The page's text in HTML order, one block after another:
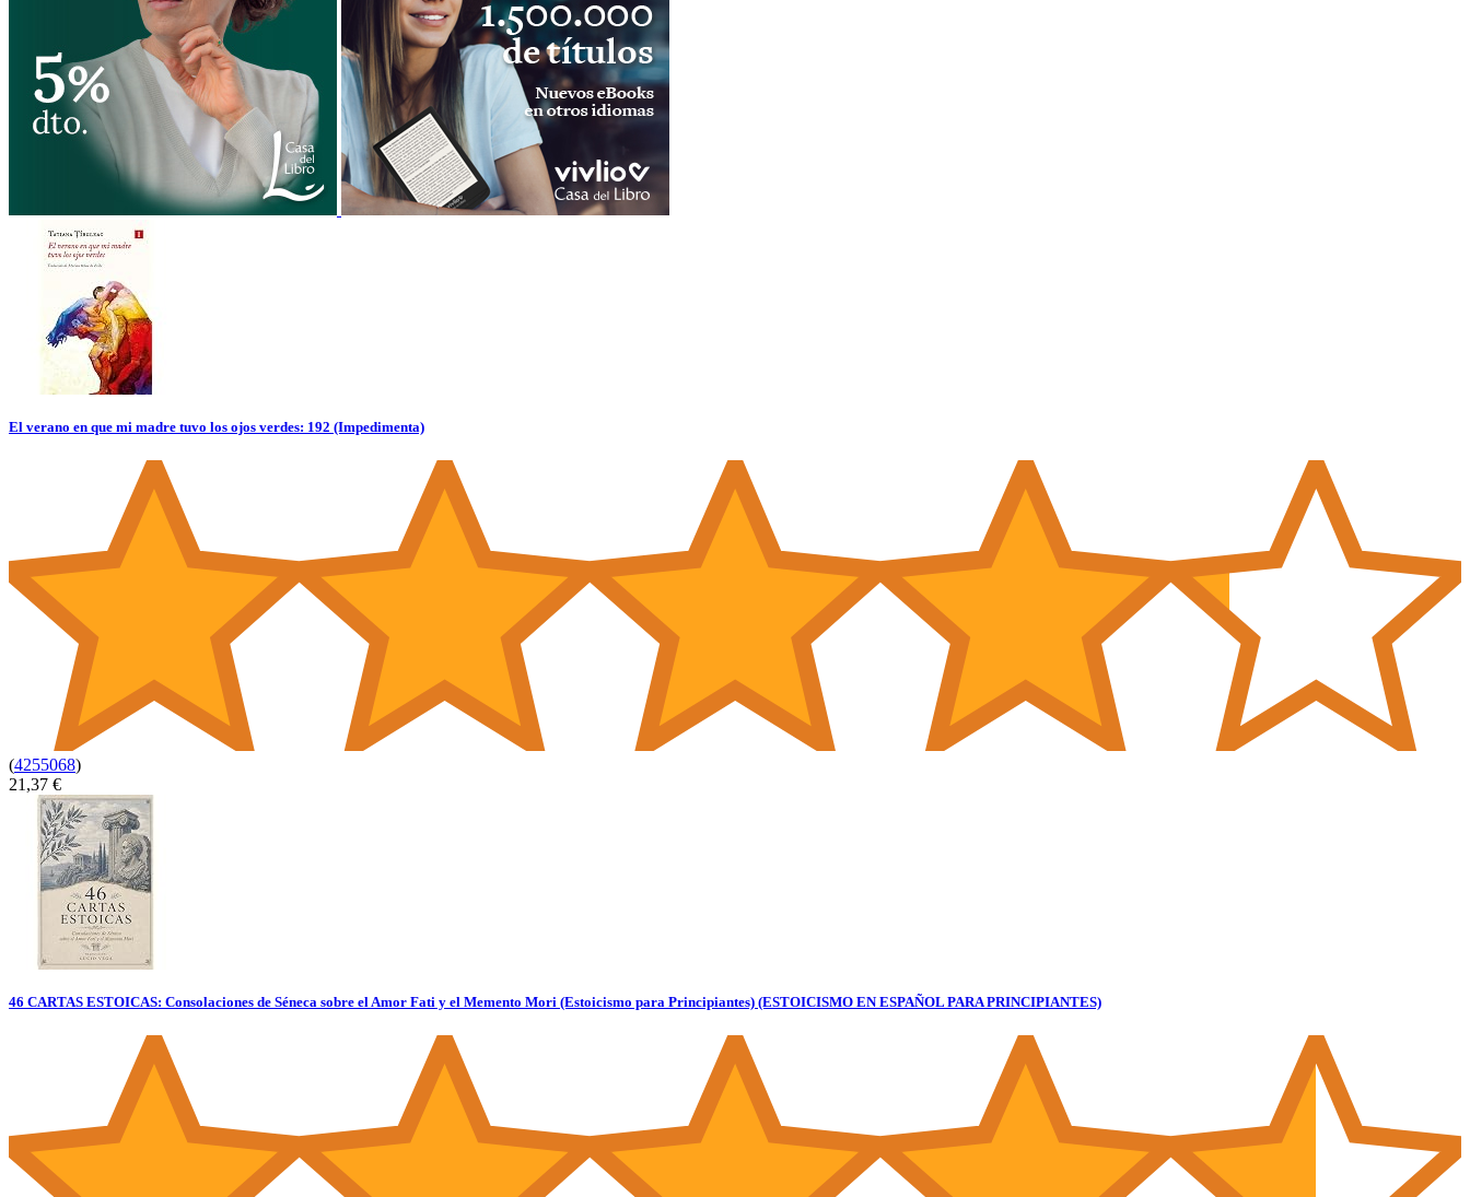
El verano en que mi madre tuvo los ojos verdes: 192 (Impedimenta)
(4255068)
21,37 €
46 CARTAS ESTOICAS: Consolaciones de Séneca sobre el Amor Fati y el Memento Mori (Estoicismo para Principiantes) (ESTOICISMO EN ESPAÑOL PARA PRINCIPIANTES)